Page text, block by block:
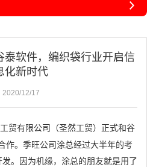
泰软件，编织袋行业开启信
化新时代
2020/12/17
贸有限公司（圣然工贸）正式和谷
作。季旺公司涂总经过大半年的考
发。因为机缘，涂总的朋友就是用了